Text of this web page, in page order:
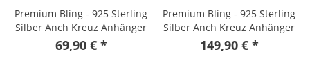
Premium Bling - 925 Sterling
Silber Anch Kreuz Anhänger
69,90 € *
Premium Bling - 925 Sterling
Silber Anch Kreuz Anhänger
gold
149,90 € *